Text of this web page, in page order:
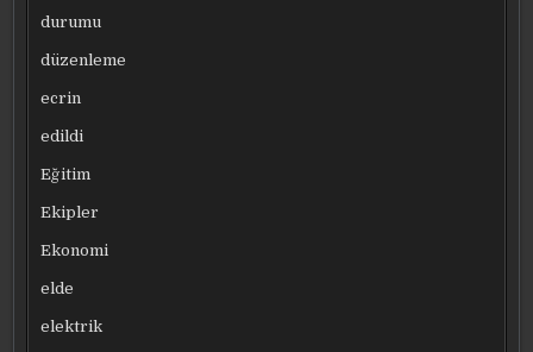
durumu
düzenleme
ecrin
edildi
Eğitim
Ekipler
Ekonomi
elde
elektrik